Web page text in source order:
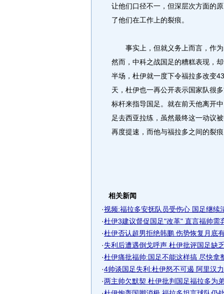
让他们口径不一，但深层次方面的
了他们在工作上的裂痕。
事实上，但就义务上而言，作为
然而，中科之战国足的糟糕表现，
半场，杜伊就一度下令福拉多改变
天，杜伊也一再公开表示国家队很
标杆来指导国足。就在前天他离开
足去西亚拉练，虽然最终这一动议
再度提速，而他与福拉多之间的裂
相关新闻
·视频:福拉多安抚队员受伤心 国足继续
·杜伊3建议督促国足"改革" 直言福帅需
·杜伊否认超男拒绝韩鹏 伤势恢复月底
·失利后遭遇倒戈呼声 杜伊批评国足缺
·杜伊痛批福帅:国足不能这样搞 尽快拿
·4帅谈国足失利:杜伊怒不可遏 阿里汉
·两主帅欠默契 杜伊批判国足福拉多为